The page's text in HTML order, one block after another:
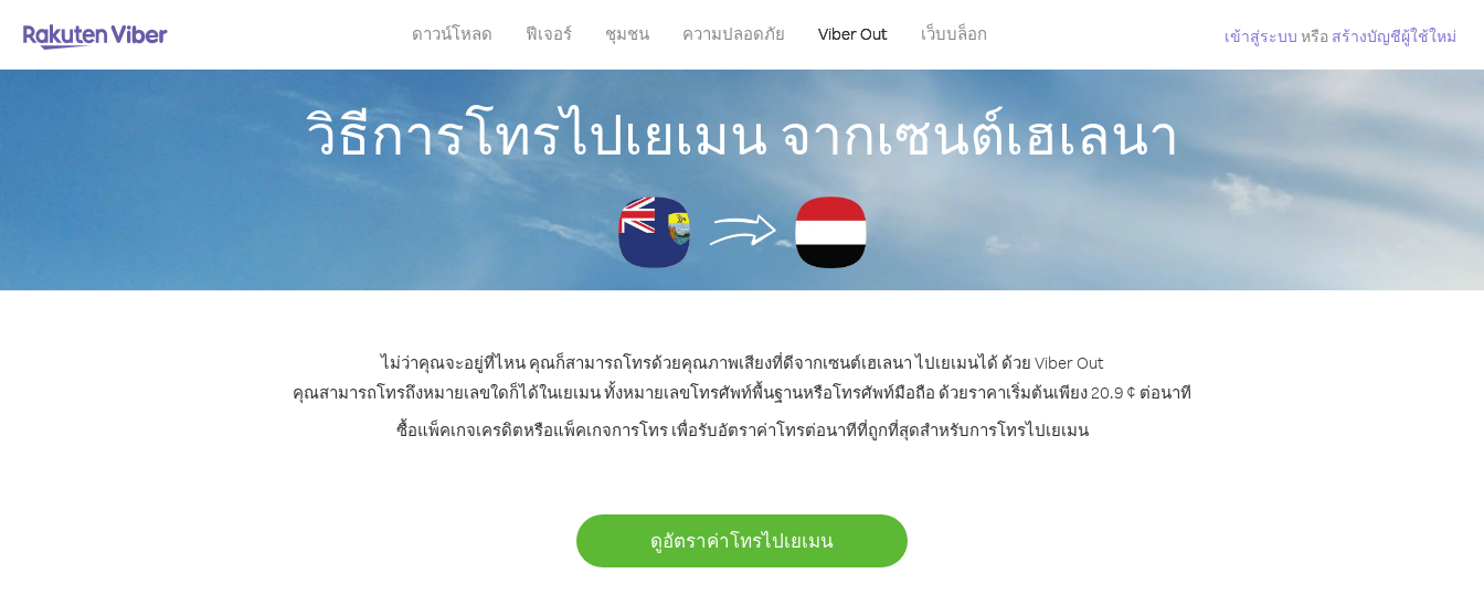
ดาวน์โหลด ฟีเจอร์ ชุมชน ความปลอดภัย Viber Out เว็บบล็อก เข้าสู่ระบบ หรือ สร้างบัญชีผู้ใช้ใหม่
วิธีการโทรไปเยเมน จากเซนต์เฮเลนา
ไม่ว่าคุณจะอยู่ที่ไหน คุณก็สามารถโทรด้วยคุณภาพเสียงที่ดีจากเซนต์เฮเลนา ไปเยเมนได้ ด้วย Viber Out
คุณสามารถโทรถึงหมายเลขใดก็ได้ในเยเมน ทั้งหมายเลขโทรศัพท์พื้นฐานหรือโทรศัพท์มือถือ ด้วยราคาเริ่มต้นเพียง 20.9 ¢ ต่อนาที
ซื้อแพ็คเกจเครดิตหรือแพ็คเกจการโทร เพื่อรับอัตราค่าโทรต่อนาทีที่ถูกที่สุดสำหรับการโทรไปเยเมน
ดูอัตราค่าโทรไปเยเมน